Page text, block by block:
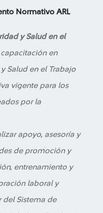
Normativo ARL
y Salud en el
en
Salud en el Trabajo
vigente para los
por la
apoyo, asesoría y
de promoción y
entrenamiento y
laboral y
del Sistema de